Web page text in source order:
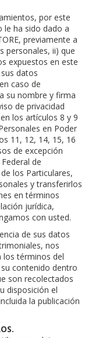
por este
le ha sido dado a
previamente a
personales, ii) que
expuestos en este
datos
caso de
su nombre y firma
de privacidad
los artículos 8 y 9
en Poder
11, 12, 14, 15, 16
de excepción
de
los Particulares,
y transferirlos
en términos
jurídica,
con usted.
de sus datos
nos
términos del
contenido dentro
son recolectados
disposición el
la publicación